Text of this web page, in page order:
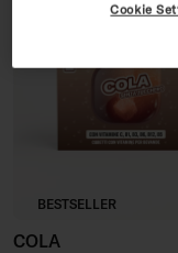
BESTSELLER
COLA
Cookie